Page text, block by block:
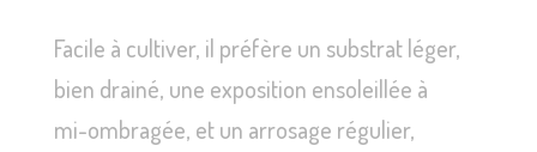
Facile à cultiver, il préfère un substrat léger,
bien drainé, une exposition ensoleillée à
mi-ombragée, et un arrosage régulier,